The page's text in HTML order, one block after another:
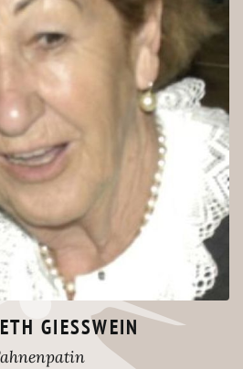
GIESSWEIN